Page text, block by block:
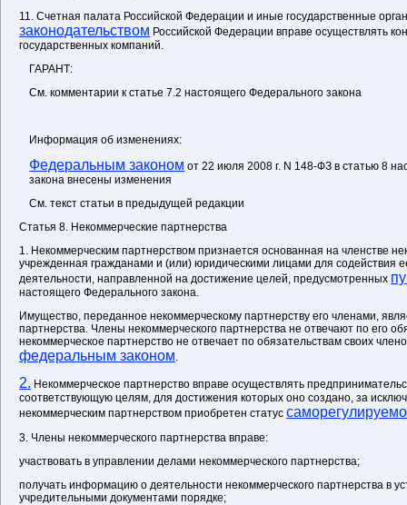
11. Счетная палата Российской Федерации и иные государственные
законодательством Российской Федерации вправе осуществлять
государственных компаний.
ГАРАНТ:
См. комментарии к статье 7.2 настоящего Федерального закона
Информация об изменениях:
Федеральным законом от 22 июля 2008 г. N 148-ФЗ в статью 8
закона внесены изменения
См. текст статьи в предыдущей редакции
Статья 8. Некоммерческие партнерства
1. Некоммерческим партнерством признается основанная на членстве
учрежденная гражданами и (или) юридическими лицами для содействия
деятельности, направленной на достижение целей, предусмотренных
настоящего Федерального закона.
Имущество, переданное некоммерческому партнерству его членами,
партнерства. Члены некоммерческого партнерства не отвечают по его
некоммерческое партнерство не отвечает по обязательствам своих
федеральным законом.
2. Некоммерческое партнерство вправе осуществлять
соответствующую целям, для достижения которых оно создано, за
некоммерческим партнерством приобретен статус
3. Члены некоммерческого партнерства вправе:
участвовать в управлении делами некоммерческого партнерства;
получать информацию о деятельности некоммерческого партнерства в
учредительными документами порядке;